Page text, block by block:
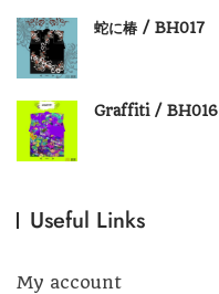
蛇に椿 / BH017
Graffiti / BH016
Useful Links
My account